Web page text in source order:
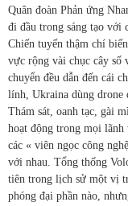
Quân đoàn Phản ứng
đi đầu trong sáng tạo với
Chiến tuyến thậm chí
vực rộng vài chục cây số
chuyển đều dẫn đến cái
lính, Ukraina dùng drone
Thám sát, oanh tạc, gài
hoạt động trong mọi lãnh
các « viên ngọc công
với nhau. Tổng thống
tiên trong lịch sử một vị
phóng đại phần nào,